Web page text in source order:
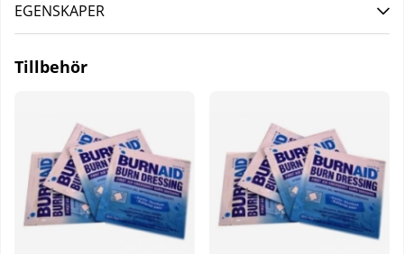
EGENSKAPER
Tillbehör